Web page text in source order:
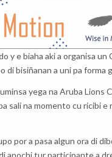
e biaha aki a organisa un
di bisiñanan a uni pa forma
yega na Aruba Lions
sali na momento cu ricibi e
por a pasa algun ora di
anochi tur participante a